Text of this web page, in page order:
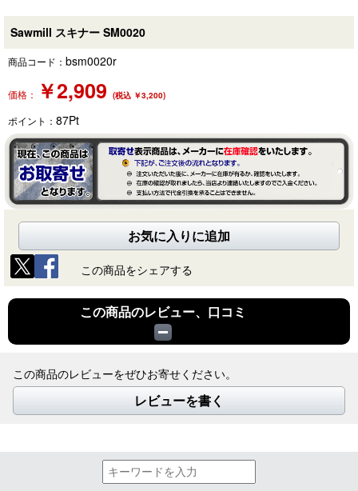
Sawmill スキナー SM0020
商品コード： bsm0020r
価格： ￥2,909 (税込 ￥3,200)
ポイント： 87Pt
お気に入りに追加
この商品をシェアする
この商品のレビュー、口コミ
この商品のレビューをぜひお寄せください。
レビューを書く